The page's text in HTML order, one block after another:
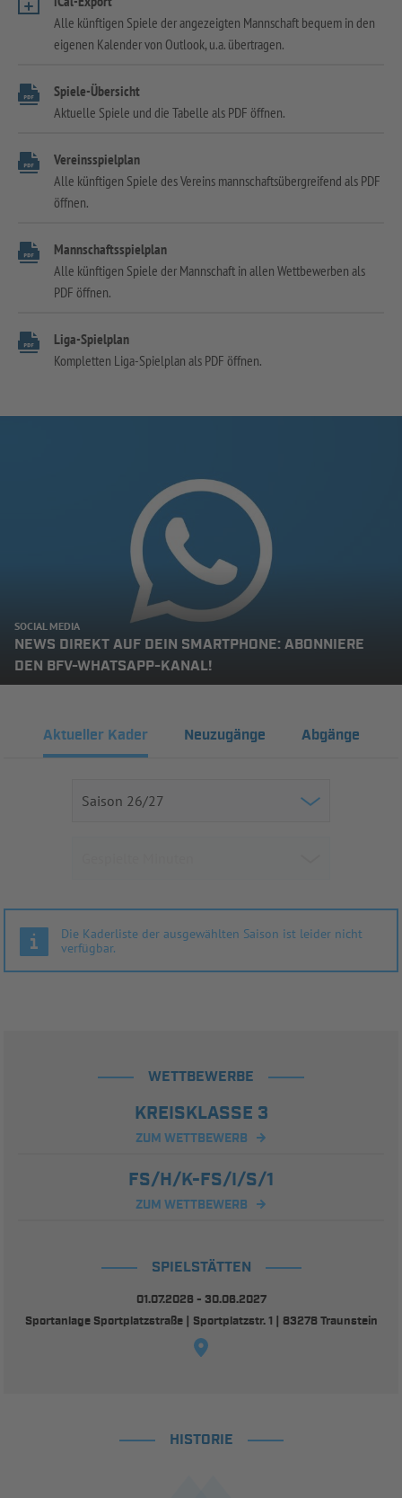
Alle künftigen Spiele der angezeigten Mannschaft bequem in den
eigenen Kalender von Outlook, u.a. übertragen.
Spiele-Übersicht
Aktuelle Spiele und die Tabelle als PDF öffnen.
Vereinsspielplan
Alle künftigen Spiele des Vereins mannschaftsübergreifend als PDF
öffnen.
Mannschaftsspielplan
Alle künftigen Spiele der Mannschaft in allen Wettbewerben als
PDF öffnen.
Liga-Spielplan
Kompletten Liga-Spielplan als PDF öffnen.
SOCIAL MEDIA
NEWS DIREKT AUF DEIN SMARTPHONE: ABONNIERE
DEN BFV-WHATSAPP-KANAL!
Aktueller Kader Neuzugänge Abgänge
Die Kaderliste der ausgewählten Saison ist leider nicht
verfügbar.
WETTBEWERBE
KREISKLASSE 3
ZUM WETTBEWERB
FS/H/K-FS/I/S/1
ZUM WETTBEWERB
SPIELSTÄTTEN
01.07.2026 - 30.06.2027
Sportanlage Sportplatzstraße | Sportplatzstr. 1 | 83278 Traunstein
HISTORIE